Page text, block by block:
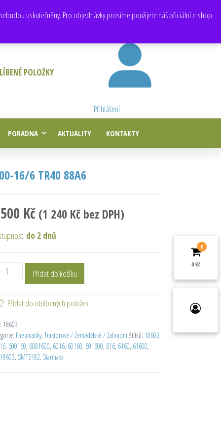
uskutečněny. Pro objednávky prosíme použijete náš oficiální e-shop
POLOŽKY
Přihlášení
PORADNA AKTUALITY KONTAKTY
16/6 TR40 88A6
Kč (1 240 Kčbez DPH)
do 2 dnů
Přidat do košíku
Přidat do oblíbených položek
18603
Pneumatiky, Traktorové / Zemědělské / ZahradníŠtítků: 18603,
, 600160, 6001600, 6016, 60160, 601600, 616, 6160, 61600,
, SMTS182, Starmaxx
0
0 Kč